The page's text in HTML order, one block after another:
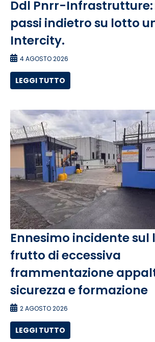
Ddl Pnrr-Infrastrutture:
passi indietro su lotto
Intercity.
4 AGOSTO 2026
LEGGI TUTTO
Ennesimo incidente sul
frutto di eccessiva
frammentazione
sicurezza e formazione
2 AGOSTO 2026
LEGGI TUTTO